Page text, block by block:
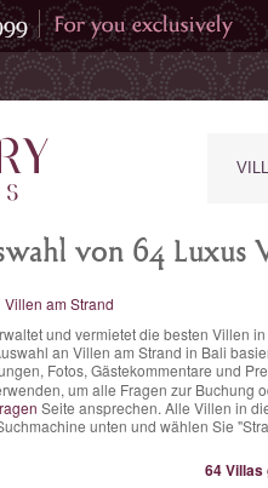
von 64 Luxus
Villen am Strand
und vermietet die besten Villen
an Villen am Strand in Bali
Fotos, Gästekommentare und
um alle Fragen zur Buchung
Seite ansprechen. Alle Villen in
unten und wählen Sie
64 Villas